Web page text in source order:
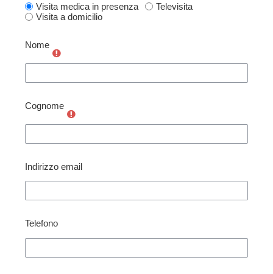
Tipologia visita medica
Visita medica in presenza
Televisita
Visita a domicilio
Nome
Cognome
Indirizzo email
Telefono